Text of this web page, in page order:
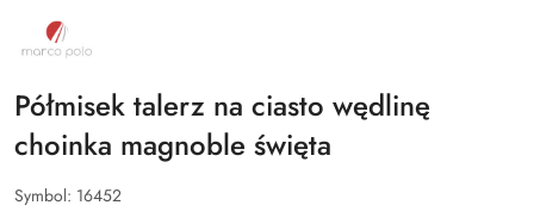
NAZWA
PRODUCENTA:
MARCO
Półmisek talerz na ciasto wędlinę
choinka magnoble święta
Symbol: 16452